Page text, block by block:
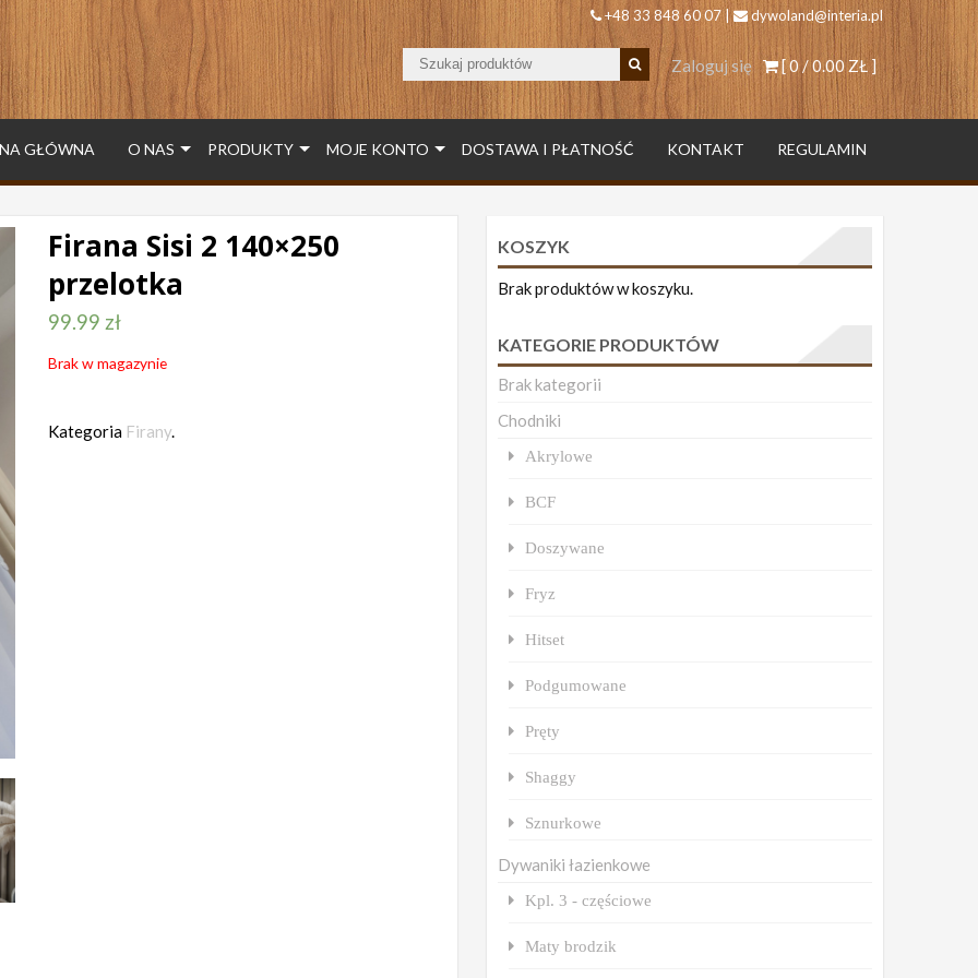
+48 33 848 60 07 | dywoland@interia.pl
[ 0 /0.00 ZŁ]
Zaloguj się
GŁÓWNA O NAS PRODUKTY MOJE KONTO DOSTAWA I PŁATNOŚĆ KONTAKT REGULAMIN
Firana Sisi 2 140×250
przelotka
99.99 zł
Brak w magazynie
Kategoria Firany.
KOSZYK
Brak produktów w koszyku.
KATEGORIE PRODUKTÓW
Brak kategorii
Chodniki
Akrylowe
BCF
Doszywane
Fryz
Hitset
Podgumowane
Pręty
Shaggy
Sznurkowe
Dywaniki łazienkowe
Kpl. 3 - częściowe
Maty brodzik